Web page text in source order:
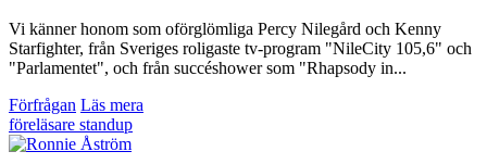
Vi känner honom som oförglömliga Percy Nilegård och Kenny
Starfighter, från Sveriges roligaste tv-program "NileCity 105,6" och
"Parlamentet", och från succéshower som "Rhapsody in...
Förfrågan Läs mera
föreläsare standup